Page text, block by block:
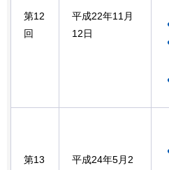
第12
回
平成22年11月
12日
第13 平成24年5月2